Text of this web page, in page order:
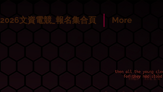
2026文資電競_報名集合頁 More